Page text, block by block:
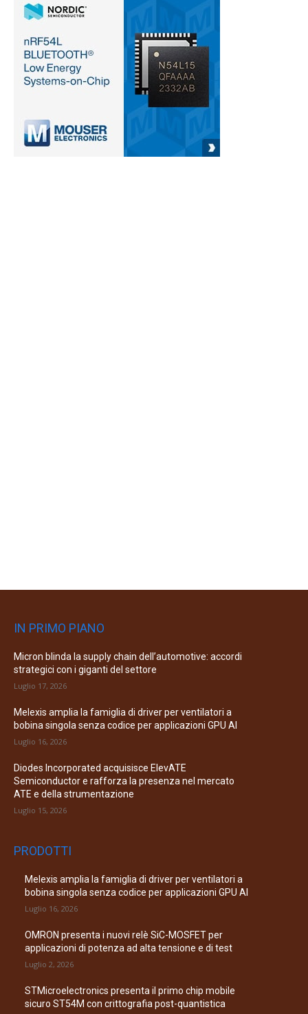
IN PRIMO PIANO
Micron blinda la supply chain dell’automotive: accordi
strategici con i giganti del settore
Luglio 17, 2026
Melexis amplia la famiglia di driver per ventilatori a
bobina singola senza codice per applicazioni GPU AI
Luglio 16, 2026
Diodes Incorporated acquisisce ElevATE
Semiconductor e rafforza la presenza nel mercato
ATE e della strumentazione
Luglio 15, 2026
PRODOTTI
Melexis amplia la famiglia di driver per ventilatori a
bobina singola senza codice per applicazioni GPU AI
Luglio 16, 2026
OMRON presenta i nuovi relè SiC-MOSFET per
applicazioni di potenza ad alta tensione e di test
Luglio 2, 2026
STMicroelectronics presenta il primo chip mobile
sicuro ST54M con crittografia post-quantistica